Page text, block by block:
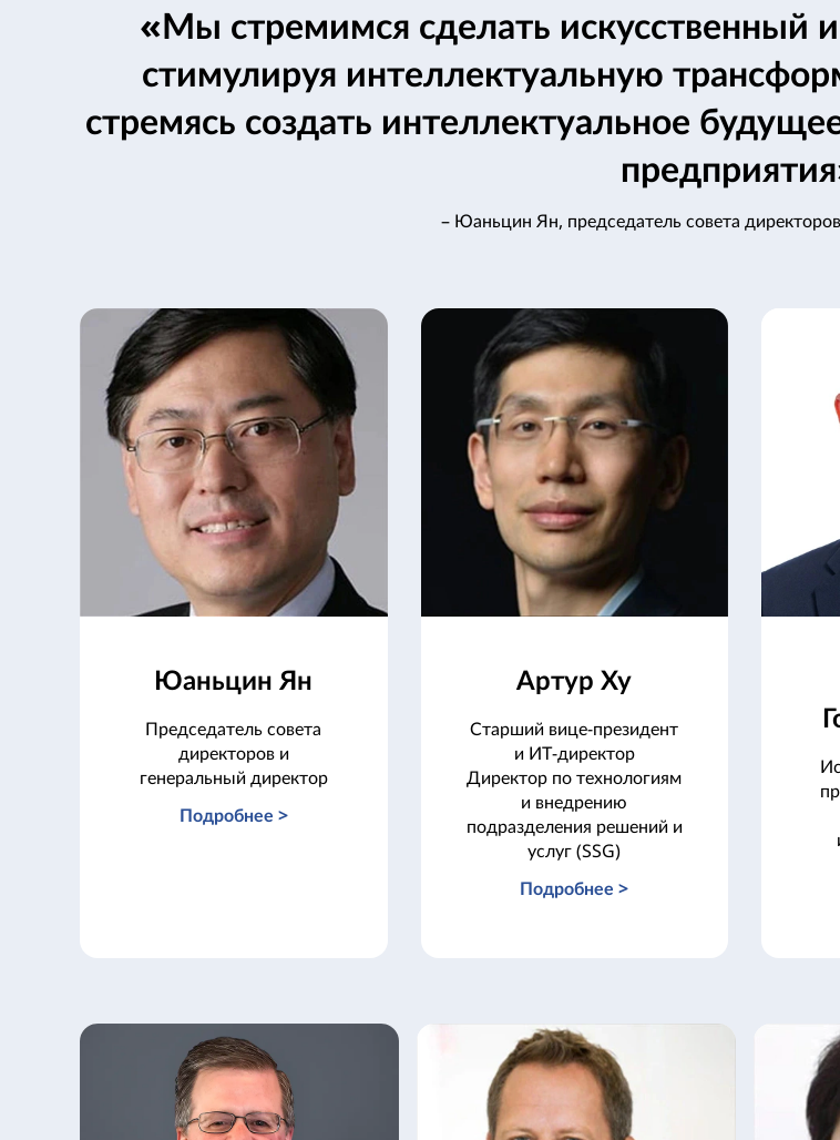
«Мы стремимся сделать искусственный
стимулируя интеллектуальную
стремясь создать интеллектуальное
– Юаньцин Ян, председатель совета
Юаньцин Ян
Председатель совета
директоров и
генеральный директор
Подробнее >
Артур Ху
Старший вице-президент
и ИТ-директор
Директор по технологиям
и внедрению
подразделения решений и
услуг (SSG)
Подробнее >